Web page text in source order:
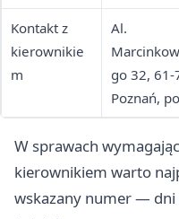
Kontakt z
kierownikie
m
Al.
go 32, 61-
Poznań,
W sprawach
kierownikiem warto
wskazany numer — dni